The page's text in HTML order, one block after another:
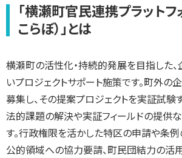
「横瀬町官民連携プラットフ
こらぼ）」とは
横瀬町の活性化・持続的発展を目指した
いプロジェクトサポート施策です。町外の
募集し、その提案プロジェクトを実証試験
法的課題の解決や実証フィールドの提供
す。行政権限を活かした特区の申請や条
公的領域への協力要請、町民団結力の活